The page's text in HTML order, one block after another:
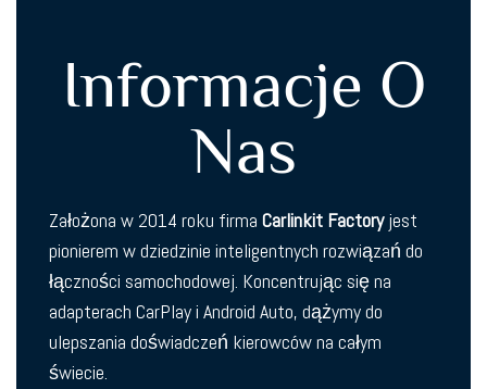
Informacje O
Nas
Założona w 2014 roku firma Carlinkit Factoryjest
pionierem w dziedzinie inteligentnych rozwiązań do
łączności samochodowej. Koncentrując się na
adapterach CarPlay i Android Auto, dążymy do
ulepszania doświadczeń kierowców na całym
świecie.